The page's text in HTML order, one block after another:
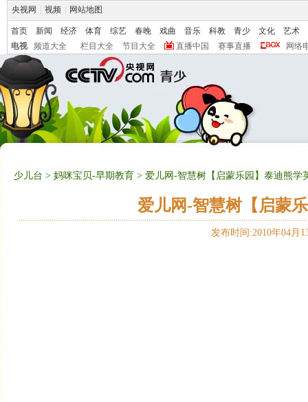
央视网 视频 网站地图
首页 新闻 经济 体育 综艺 春晚 戏曲 音乐 科教 青少 文化
艺术
电视
频道大全 栏目大全 节目大全 直播中国 赛事直播 网络
少儿台 > 妈咪宝贝-早期教育 > 爱儿网-智慧树【启蒙乐园】泰迪熊学
爱儿网-智慧树【启蒙
发布时间:2010年04月